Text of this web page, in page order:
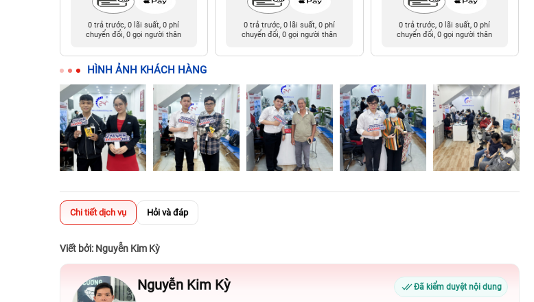
0 trả trước, 0 lãi suất, 0 phí
chuyển đổi, 0 gọi người thân
0 trả trước, 0 lãi suất, 0 phí
chuyển đổi, 0 gọi người thân
0 trả trước, 0 lãi suất, 0 phí
chuyển đổi, 0 gọi người thân
HÌNH ẢNH KHÁCH HÀNG
Chi tiết dịch vụ Hỏi và đáp
Viết bởi: Nguyễn Kim Kỳ
Nguyễn Kim Kỳ Đã kiểm duyệt nội dung